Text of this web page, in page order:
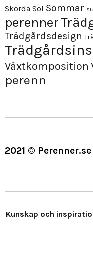
Skörda Sol Sommar
perenner
Trädgårdsdesign
Växtkomposition
perenn
2021 © Perenner.se
Kunskap och